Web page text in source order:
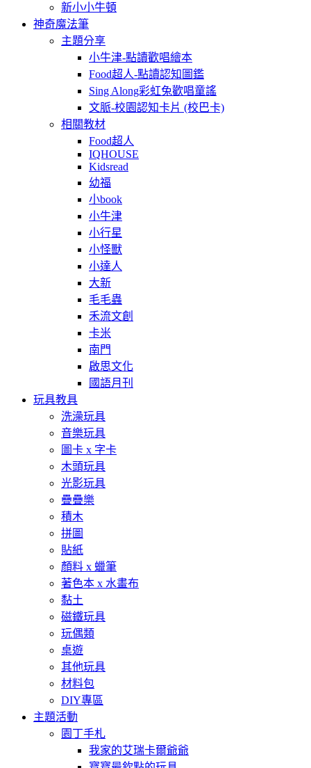
新小小牛頓
神奇魔法筆
主題分享
小牛津-點讀歡唱繪本
Food超人-點讀認知圖鑑
Sing Along彩虹兔歡唱童謠
文脈-校園認知卡片 (校巴卡)
相關教材
Food超人
IQHOUSE
Kidsread
幼福
小book
小牛津
小行星
小怪獸
小達人
大新
毛毛蟲
禾流文創
卡米
南門
啟思文化
國語月刊
玩具教具
洗澡玩具
音樂玩具
圖卡 x 字卡
木頭玩具
光影玩具
疊疊樂
積木
拼圖
貼紙
顏料 x 蠟筆
著色本 x 水畫布
黏土
磁鐵玩具
玩偶類
桌遊
其他玩具
材料包
DIY專區
主題活動
園丁手札
我家的艾瑞卡爾爺爺